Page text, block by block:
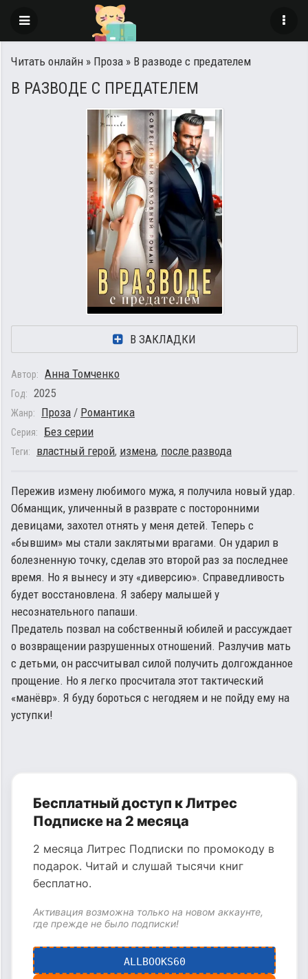
Читать онлайн » Проза » В разводе с предателем
В РАЗВОДЕ С ПРЕДАТЕЛЕМ
В ЗАКЛАДКИ
Автор: Анна Томченко
Год: 2025
Жанр: Проза / Романтика
Серия: Без серии
Теги: властный герой, измена, после развода
Пережив измену любимого мужа, я получила новый удар.
Обманщик, уличенный в разврате с посторонними
девицами, захотел отнять у меня детей. Теперь с
«бывшим» мы стали заклятыми врагами. Он ударил в
болезненную точку, сделав это второй раз за последнее
время. Но я вынесу и эту «диверсию». Справедливость
будет восстановлена. Я заберу малышей у
несознательного папаши.
Предатель позвал на собственный юбилей и рассуждает
о возвращении разрушенных отношений. Разлучив мать
с детьми, он рассчитывал силой получить долгожданное
прощение. Но я легко просчитала этот тактический
«манёвр». Я буду бороться с негодяем и не пойду ему на
уступки!
Бесплатный доступ к Литрес
Подписке на 2 месяца
2 месяца Литрес Подписки по промокоду в
подарок. Читай и слушай тысячи книг
бесплатно.
Активация возможна только на новом аккаунте,
где прежде не было подписки!
ALLBOOKS60